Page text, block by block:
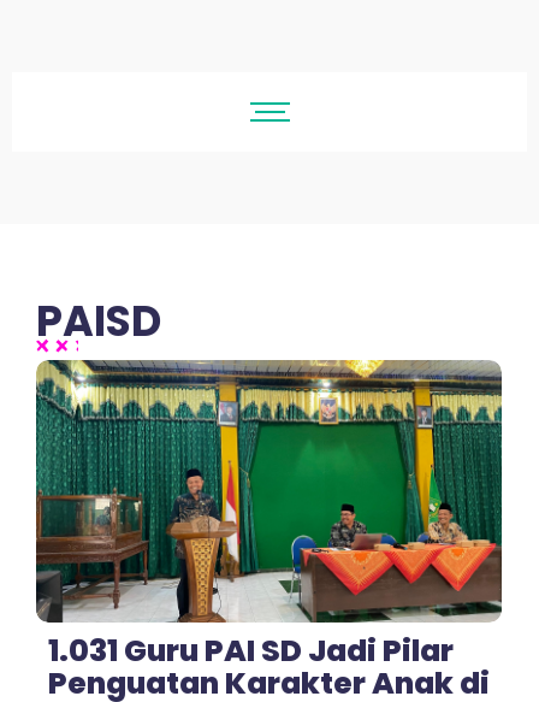
PAISD
No Comments
1.031 Guru PAI SD Jadi Pilar
Penguatan Karakter Anak di